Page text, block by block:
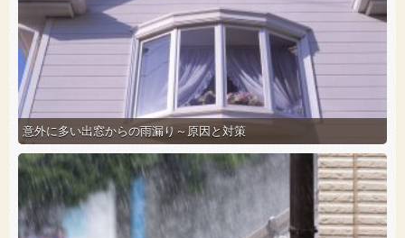
意外に多い出窓からの雨漏り～原因と対策